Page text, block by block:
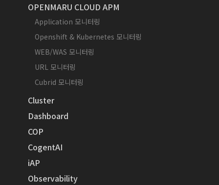
OPENMARU CLOUD APM
Application 모니터링
Openshift & Kubernetes 모니터링
WEB/WAS 모니터링
URL 모니터링
Cubrid 모니터링
Cluster
Dashboard
COP
CogentAI
iAP
Observability